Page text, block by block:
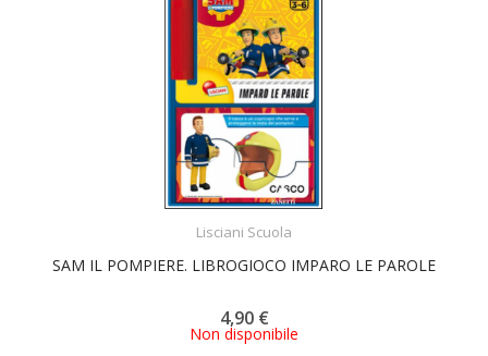
Lisciani Scuola
SAM IL POMPIERE. LIBROGIOCO IMPARO LE PAROLE
4,90 €
Non disponibile